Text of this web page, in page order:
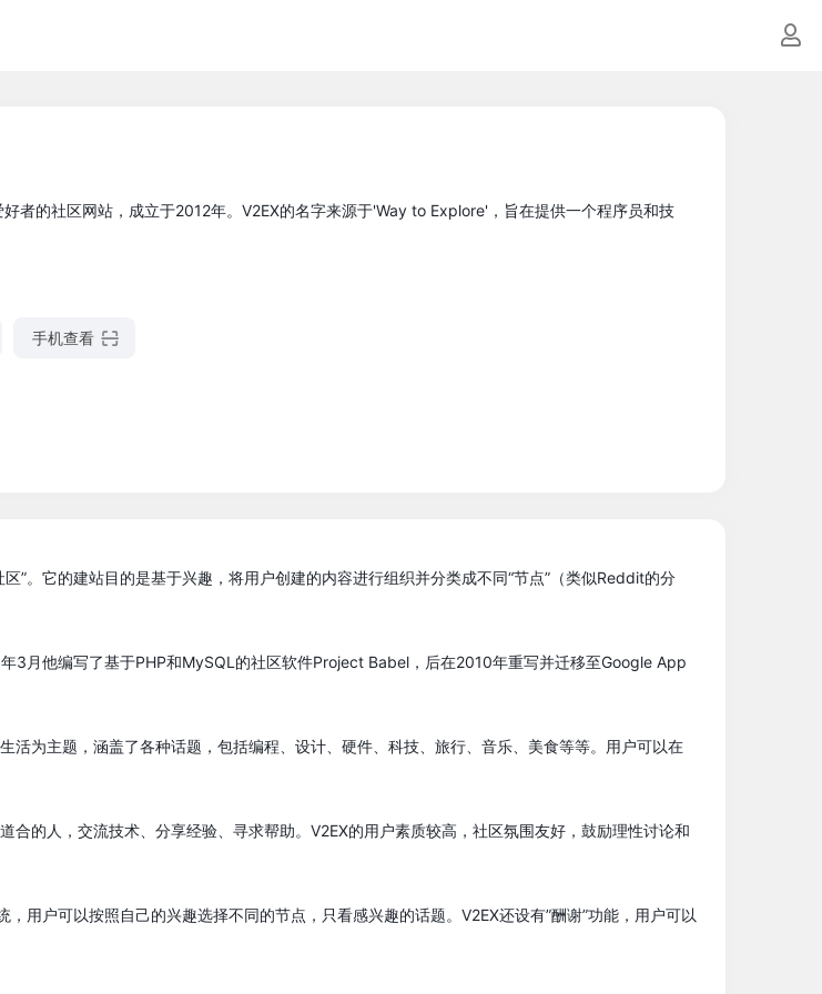
者的社区网站，成立于2012年。V2EX的名字来源于'Way to Explore'，旨在提供一个程序员和技
手机查看
”。它的建站目的是基于兴趣，将用户创建的内容进行组织并分类成不同“节点”（类似Reddit的分
3月他编写了基于PHP和MySQL的社区软件Project Babel，后在2010年重写并迁移至Google App
为主题，涵盖了各种话题，包括编程、设计、硬件、科技、旅行、音乐、美食等等。用户可以在
的人，交流技术、分享经验、寻求帮助。V2EX的用户素质较高，社区氛围友好，鼓励理性讨论和
用户可以按照自己的兴趣选择不同的节点，只看感兴趣的话题。V2EX还设有”酬谢”功能，用户可以